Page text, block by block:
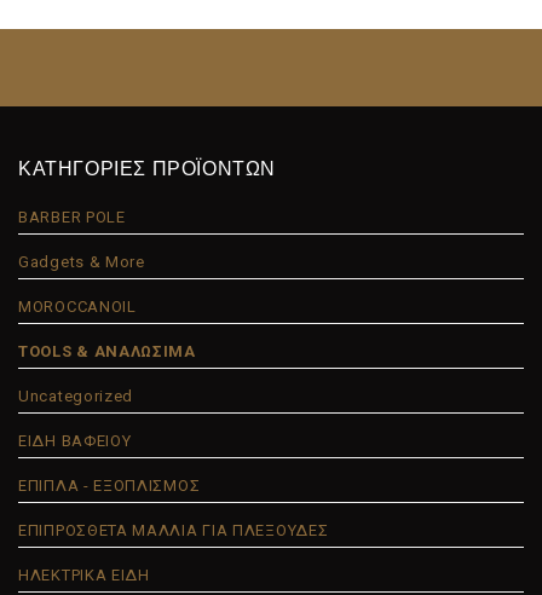
ΚΑΤΗΓΟΡΙΕΣ ΠΡΟΪΟΝΤΩΝ
BARBER POLE
Gadgets & More
MOROCCANOIL
TOOLS & ΑΝΑΛΩΣΙΜΑ
Uncategorized
ΕΙΔΗ ΒΑΦΕΙΟΥ
ΕΠΙΠΛΑ - ΕΞΟΠΛΙΣΜΟΣ
ΕΠΙΠΡΟΣΘΕΤΑ ΜΑΛΛΙΑ ΓΙΑ ΠΛΕΞΟΥΔΕΣ
ΗΛΕΚΤΡΙΚΑ ΕΙΔΗ